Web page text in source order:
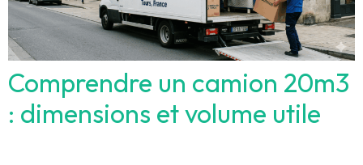
Comprendre un camion 20m3
: dimensions et volume utile